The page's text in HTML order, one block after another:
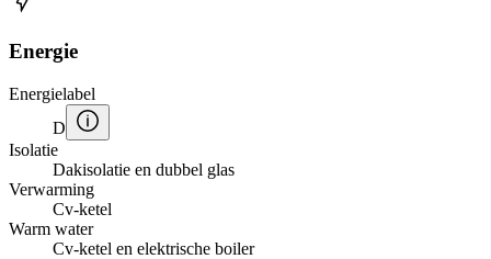
Energie
Energielabel
D
Isolatie
Dakisolatie en dubbel glas
Verwarming
Cv-ketel
Warm water
Cv-ketel en elektrische boiler